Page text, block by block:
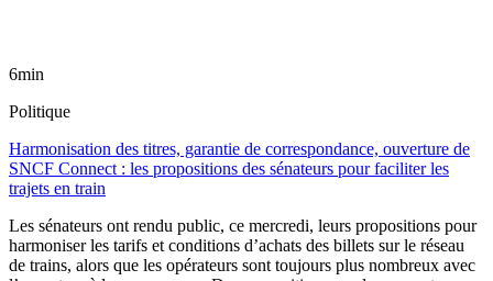
6min
Politique
Harmonisation des titres, garantie de correspondance, ouverture de
SNCF Connect : les propositions des sénateurs pour faciliter les
trajets en train
Les sénateurs ont rendu public, ce mercredi, leurs propositions pour
harmoniser les tarifs et conditions d’achats des billets sur le réseau
de trains, alors que les opérateurs sont toujours plus nombreux avec